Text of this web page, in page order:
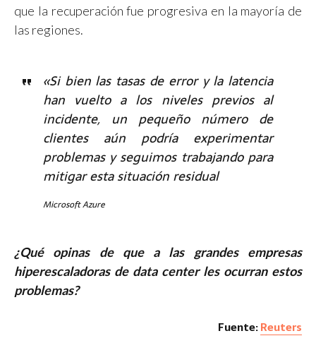
que la recuperación fue progresiva en la mayoría de
las regiones.
«Si bien las tasas de error y la latencia
han vuelto a los niveles previos al
incidente, un pequeño número de
clientes aún podría experimentar
problemas y seguimos trabajando para
mitigar esta situación residual
Microsoft Azure
¿Qué opinas de que a las grandes empresas
hiperescaladoras de data center les ocurran estos
problemas?
Fuente:Reuters